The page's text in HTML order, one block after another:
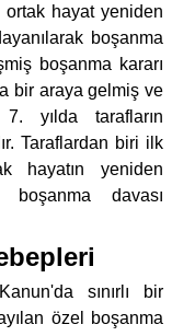
hayat yeniden
boşanma
boşanma kararı
bir araya gelmiş ve
yılda tarafların
Taraflardan biri ilk
hayatın yeniden
boşanma davası
sınırlı bir
özel boşanma